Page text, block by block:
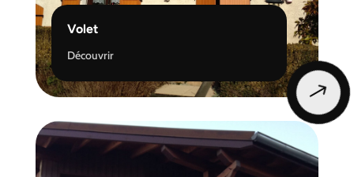
$
Volet
Découvrir